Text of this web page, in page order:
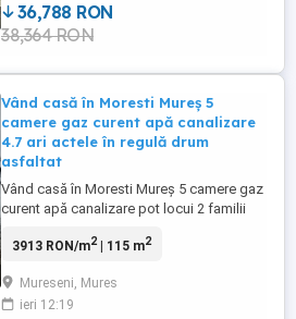
particule,inchidere centralizata,janta de
aliaj,navigatie,oglinzi
incalzite,servodirectie,proiectoare,senzor
36,788 RON
38,364 RON
Vând casă în Moresti Mureș 5
camere gaz curent apă canalizare
4.7 ari actele în regulă drum
asfaltat
Vând casă în Moresti Mureș 5 camere gaz
curent apă canalizare pot locui 2 familii
vită de vie actele în regulă la 6 km de Tg
negociabil
3913 RON/m2| 115 m2
Mureseni, Mures
ieri 12:19